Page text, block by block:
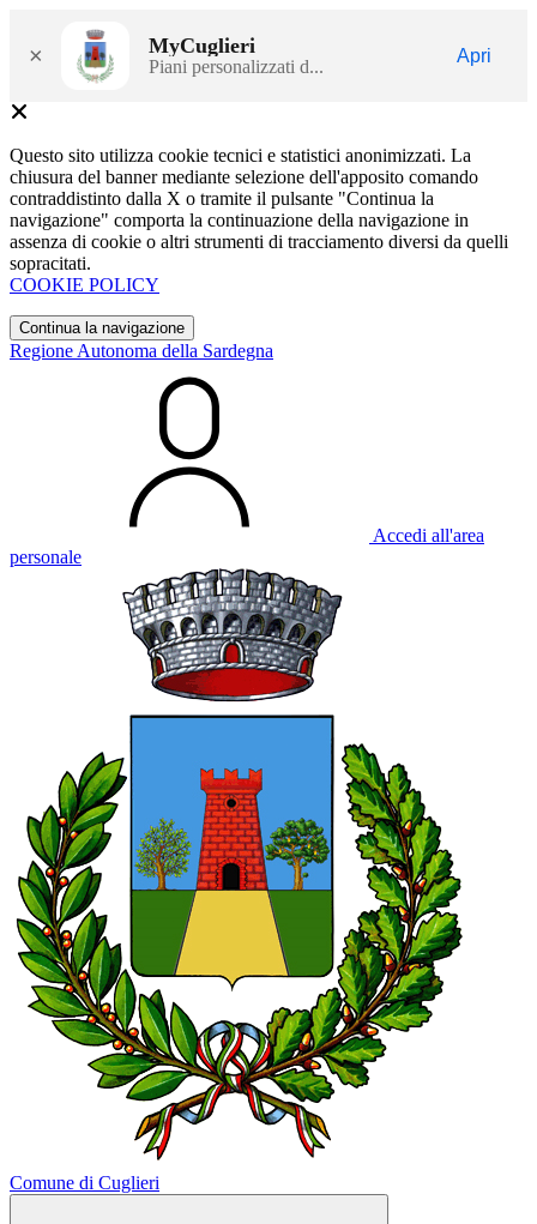
× MyCuglieri
Piani personalizzati d...
Apri
Questo sito utilizza cookie tecnici e statistici anonimizzati. La
chiusura del banner mediante selezione dell'apposito comando
contraddistinto dalla X o tramite il pulsante "Continua la
navigazione" comporta la continuazione della navigazione in
assenza di cookie o altri strumenti di tracciamento diversi da quelli
sopracitati.
COOKIE POLICY
Continua la navigazione
Regione Autonoma della Sardegna
Accedi all'area
personale
Comune di Cuglieri